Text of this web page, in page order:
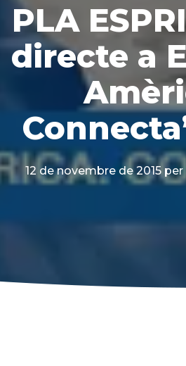
PLA
directe a
12 de novembre de 2015 per